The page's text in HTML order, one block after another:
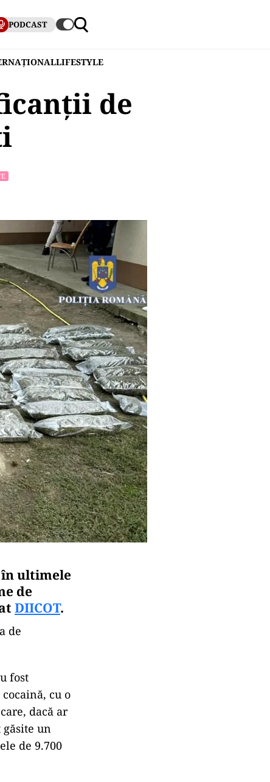
PODCAST
LIFESTYLE
de
în ultimele
de
DIICOT.
de
fost
cu o
dacă ar
un
de 9.700